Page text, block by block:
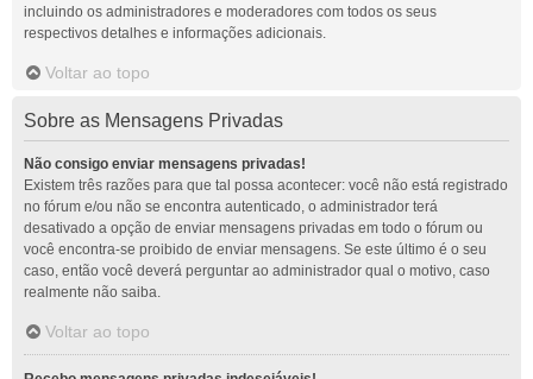
incluindo os administradores e moderadores com todos os seus
respectivos detalhes e informações adicionais.
Voltar ao topo
Sobre as Mensagens Privadas
Não consigo enviar mensagens privadas!
Existem três razões para que tal possa acontecer: você não está registrado
no fórum e/ou não se encontra autenticado, o administrador terá
desativado a opção de enviar mensagens privadas em todo o fórum ou
você encontra-se proibido de enviar mensagens. Se este último é o seu
caso, então você deverá perguntar ao administrador qual o motivo, caso
realmente não saiba.
Voltar ao topo